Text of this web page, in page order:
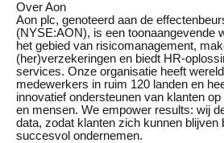
Over Aon
Aon plc, genoteerd aan de
(NYSE:AON), is een toonaangevende
het gebied van risicomanagement,
(her)verzekeringen en biedt HR-
services. Onze organisatie heeft
medewerkers in ruim 120 landen en
innovatief ondersteunen van klanten op
en mensen. We empower results: wij
data, zodat klanten zich kunnen blijven
succesvol ondernemen.